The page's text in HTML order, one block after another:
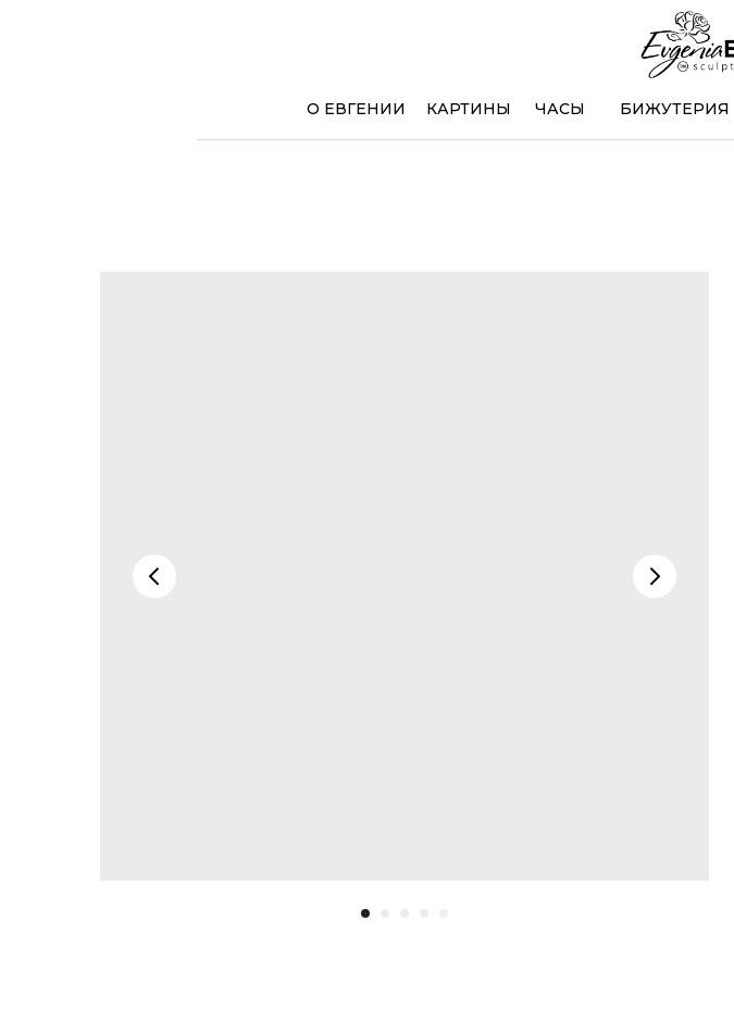
КАРТИНЫ ЧАСЫ
О ЕВГЕНИИ БИЖУТЕРИЯ